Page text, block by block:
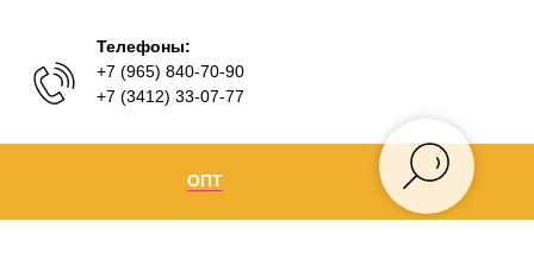
Телефоны:
+7 (965) 840-70-90
+7 (3412) 33-07-77
+7 (965) 840-70-90
ОПТ